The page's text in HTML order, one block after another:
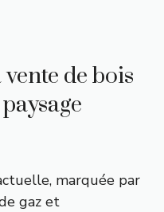
de bois
marquée par
gaz et